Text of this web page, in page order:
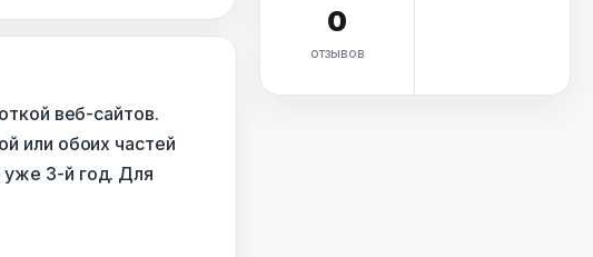
веб-сайтов.
или обоих частей
уже 3-й год. Для
0
отзывов